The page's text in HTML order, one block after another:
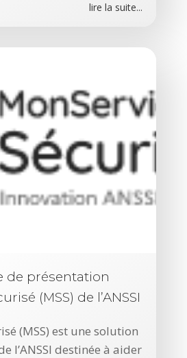
lire la suite...
de présentation
(MSS) de l’ANSSI
(MSS) est une solution
l’ANSSI destinée à aider